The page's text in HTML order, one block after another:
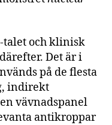
talet och klinisk
Det är i
på de flesta
indirekt
vävnadspanel
antikroppar